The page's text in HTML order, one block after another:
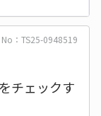
No：TS25-0948519
チェックす